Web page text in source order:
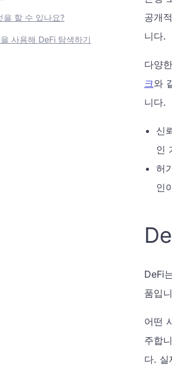
을 할 수 있나요?
사용해 DeFi 탐색하기
공개
니다.
다양
크와
니다.
신
인
허
인
DeFi
품입
어떤
주합
다. 실